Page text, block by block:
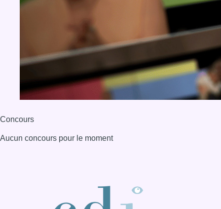
Concours
Aucun concours pour le moment